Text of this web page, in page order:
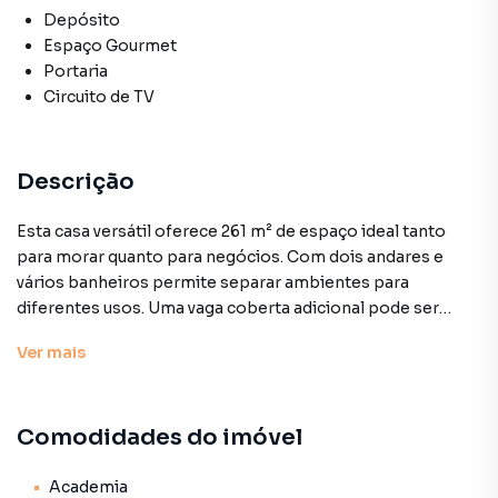
Depósito
Espaço Gourmet
Portaria
Circuito de TV
Descrição
Esta casa versátil oferece 261 m² de espaço ideal tanto
para morar quanto para negócios. Com dois andares e
vários banheiros permite separar ambientes para
diferentes usos. Uma vaga coberta adicional pode ser
adaptação. Preço e disponibilidade do imóvel sujeitos a
Características:
• Circuito de TV
Ver mais
Comodidades do imóvel
Academia